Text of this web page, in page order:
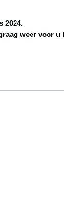
2024.
weer voor u